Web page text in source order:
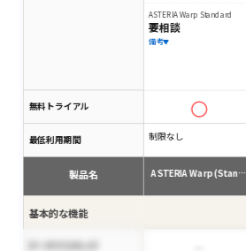
無料トライアル
最低利用期間
製品名
基本的な機能
データマスキング
ASTERIA Warp Standard
要相談
備考
制限なし
ASTERIA Warp (Stan…